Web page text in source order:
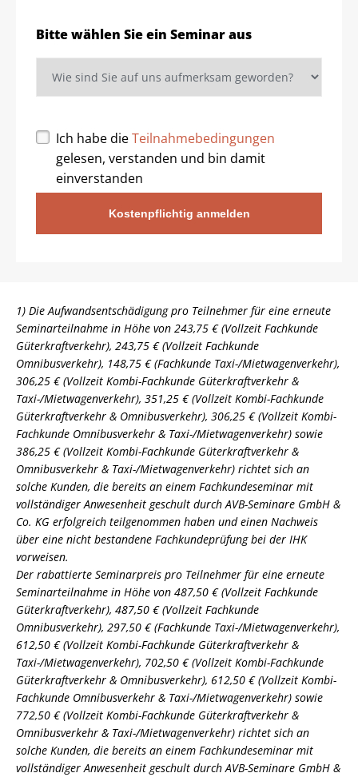
Bitte wählen Sie ein Seminar aus
Ich habe dieTeilnahmebedingungen
gelesen, verstanden und bin damit
einverstanden
Kostenpflichtig anmelden
1) Die Aufwandsentschädigung pro Teilnehmer für eine erneute
Seminarteilnahme in Höhe von 243,75 € (Vollzeit Fachkunde
Güterkraftverkehr), 243,75 € (Vollzeit Fachkunde
Omnibusverkehr), 148,75 € (Fachkunde Taxi-/Mietwagenverkehr),
306,25 € (Vollzeit Kombi-Fachkunde Güterkraftverkehr &
Taxi-/Mietwagenverkehr), 351,25 € (Vollzeit Kombi-Fachkunde
Güterkraftverkehr & Omnibusverkehr), 306,25 € (Vollzeit Kombi-
Fachkunde Omnibusverkehr & Taxi-/Mietwagenverkehr) sowie
386,25 € (Vollzeit Kombi-Fachkunde Güterkraftverkehr &
Omnibusverkehr & Taxi-/Mietwagenverkehr) richtet sich an
solche Kunden, die bereits an einem Fachkundeseminar mit
vollständiger Anwesenheit geschult durch AVB-Seminare GmbH &
Co. KG erfolgreich teilgenommen haben und einen Nachweis
über eine nicht bestandene Fachkundeprüfung bei der IHK
vorweisen.
Der rabattierte Seminarpreis pro Teilnehmer für eine erneute
Seminarteilnahme in Höhe von 487,50 € (Vollzeit Fachkunde
Güterkraftverkehr), 487,50 € (Vollzeit Fachkunde
Omnibusverkehr), 297,50 € (Fachkunde Taxi-/Mietwagenverkehr),
612,50 € (Vollzeit Kombi-Fachkunde Güterkraftverkehr &
Taxi-/Mietwagenverkehr), 702,50 € (Vollzeit Kombi-Fachkunde
Güterkraftverkehr & Omnibusverkehr), 612,50 € (Vollzeit Kombi-
Fachkunde Omnibusverkehr & Taxi-/Mietwagenverkehr) sowie
772,50 € (Vollzeit Kombi-Fachkunde Güterkraftverkehr &
Omnibusverkehr & Taxi-/Mietwagenverkehr) richtet sich an
solche Kunden, die bereits an einem Fachkundeseminar mit
vollständiger Anwesenheit geschult durch AVB-Seminare GmbH &